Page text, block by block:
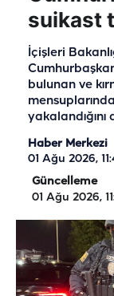
suikast
İçişleri
bulunan ve
yakalandığını
Haber Merkezi
01 Ağu 2026,
Güncelleme
01 Ağu 2026,